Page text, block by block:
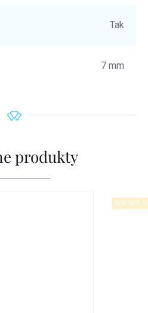
Tak
7 mm
produkty
SUMMER -